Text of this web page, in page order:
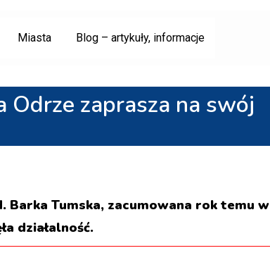
Miasta Blog – artykuły, informacje
zaprasza na swój
Barka Tumska, zacumowana rok temu w
działalność.